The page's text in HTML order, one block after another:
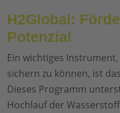
H2Global:
Potenzial
Ein wichtiges
sichern zu können, ist
Dieses Programm
Hochlauf der